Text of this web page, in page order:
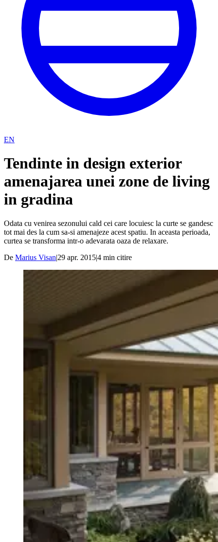
EN
Tendinte in design exterior
amenajarea unei zone de living
in gradina
Odata cu venirea sezonului cald cei care locuiesc la curte se gandesc
tot mai des la cum sa-si amenajeze acest spatiu. In aceasta perioada,
curtea se transforma intr-o adevarata oaza de relaxare.
De Marius Visan|29 apr. 2015|4 min citire